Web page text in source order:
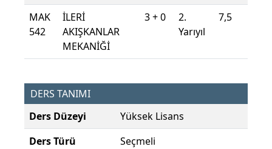
MAK
542
İLERİ
AKIŞKANLAR
MEKANİĞİ
3 + 0
2.
Yarıyıl
7,5
DERS TANIMI
Ders Düzeyi
Yüksek Lisans
Ders Türü
Seçmeli